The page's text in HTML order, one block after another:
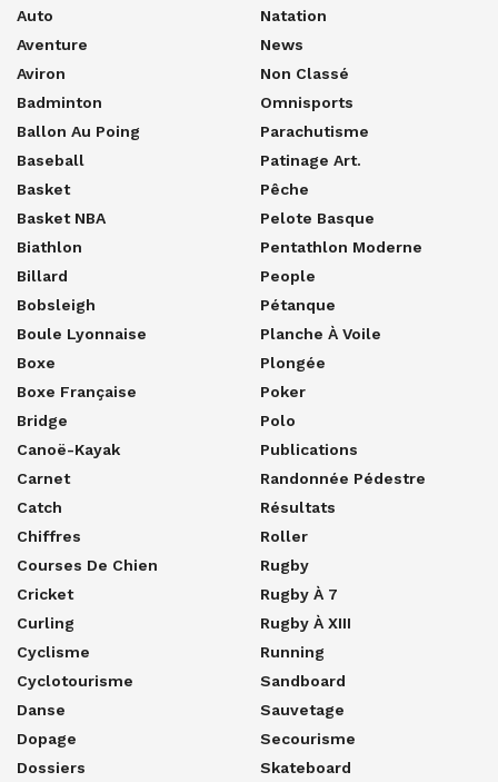
Auto
Aventure
Aviron
Badminton
Ballon Au Poing
Baseball
Basket
Basket NBA
Biathlon
Billard
Bobsleigh
Boule Lyonnaise
Boxe
Boxe Française
Bridge
Canoë-Kayak
Carnet
Catch
Chiffres
Courses De Chien
Cricket
Curling
Cyclisme
Cyclotourisme
Danse
Dopage
Dossiers
Natation
News
Non Classé
Omnisports
Parachutisme
Patinage Art.
Pêche
Pelote Basque
Pentathlon Moderne
People
Pétanque
Planche À Voile
Plongée
Poker
Polo
Publications
Randonnée Pédestre
Résultats
Roller
Rugby
Rugby À 7
Rugby À XIII
Running
Sandboard
Sauvetage
Secourisme
Skateboard